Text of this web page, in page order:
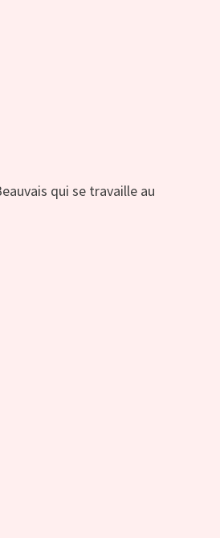
qui se travaille au